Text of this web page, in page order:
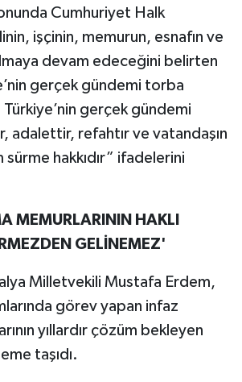
Cumhuriyet Halk
işçinin, memurun, esnafın ve
devam edeceğini belirten
gerçek gündemi torba
gerçek gündemi
adalettir, refahtır ve vatandaşın
hakkıdır” ifadelerini
MEMURLARININ HAKLI
GELİNEMEZ'
Milletvekili Mustafa Erdem,
görev yapan infaz
yıllardır çözüm bekleyen
taşıdı.